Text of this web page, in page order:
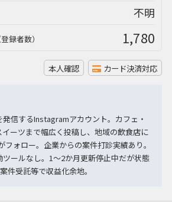
不明
登録者数） 1,780
本人確認 カード決済対応
信するInstagramアカウント。カフェ・
ーツまで幅広く投稿し、地域の飲食店に
フォロー。企業からの案件打診実績あり。
ツールなし。1〜2か月更新停止中だが状態
件受託等で収益化余地。